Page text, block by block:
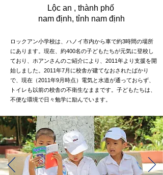
Lộc an , thành phố
nam định, tỉnh nam định
ロックアン小学校は、ハノイ市内から車で約3時間の場所
にあります。現在、約400名の子どもたちが元気に登校し
ており、ホアンさんのご紹介により、2011年より支援を開
始しました。2011年7月に校舎が建てなおされたばかり
で、現在（2011年9月時点）電気と水道が通っておらず、
トイレも以前の校舎の不衛生なままです。子どもたちは、
不便な環境で日々勉学に励んでいます。